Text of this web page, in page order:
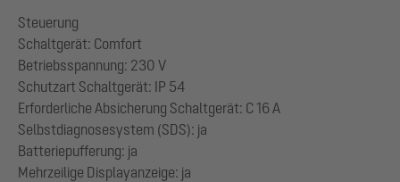
Steuerung
Schaltgerät: Comfort
Betriebsspannung: 230 V
Schutzart Schaltgerät: IP 54
Erforderliche Absicherung Schaltgerät: C 16 A
Selbstdiagnosesystem (SDS): ja
Batteriepufferung: ja
Mehrzeilige Displayanzeige: ja